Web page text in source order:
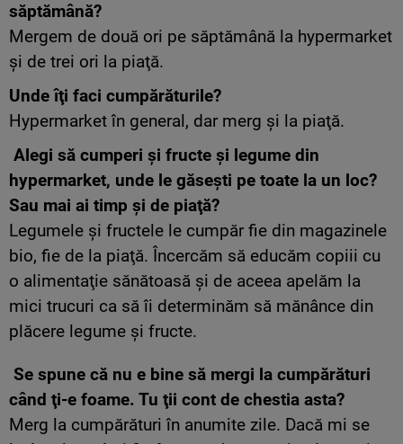
săptămână?
Mergem de două ori pe săptămână la hypermarket
şi de trei ori la piaţă.
Unde îţi faci cumpărăturile?
Hypermarket în general, dar merg şi la piaţă.
Alegi să cumperi şi fructe şi legume din
hypermarket, unde le găseşti pe toate la un loc?
Sau mai ai timp şi de piaţă?
Legumele şi fructele le cumpăr fie din magazinele
bio, fie de la piaţă. Încercăm să educăm copiii cu
o alimentaţie sănătoasă şi de aceea apelăm la
mici trucuri ca să îi determinăm să mănânce din
plăcere legume şi fructe.
Se spune că nu e bine să mergi la cumpărături
când ţi-e foame. Tu ţii cont de chestia asta?
Merg la cumpărături în anumite zile. Dacă mi se